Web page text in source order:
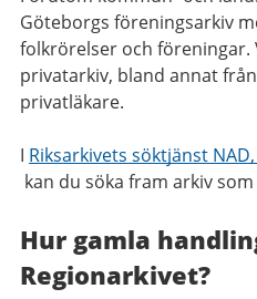
Göteborgs föreningsarkiv
folkrörelser och föreningar.
privatarkiv, bland annat
privatläkare.
I Riksarkivets söktjänst
kan du söka fram arkiv
Hur gamla
Regionarkivet?